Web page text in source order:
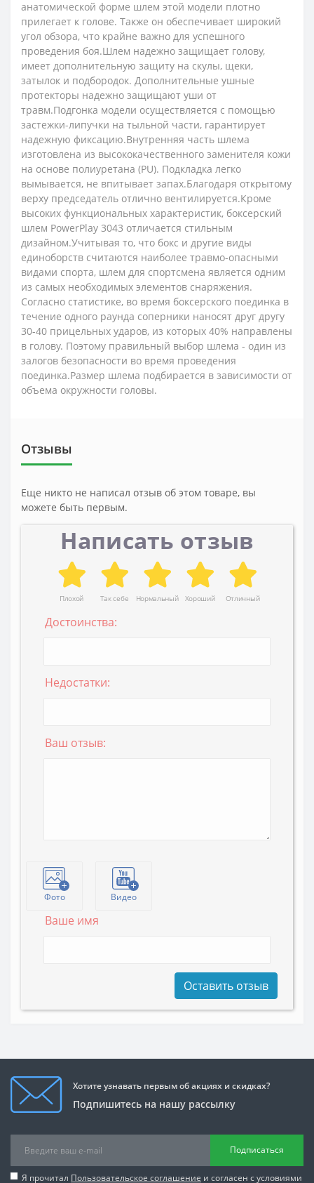
анатомической форме шлем этой модели плотно
прилегает к голове. Также он обеспечивает широкий
угол обзора, что крайне важно для успешного
проведения боя.Шлем надежно защищает голову,
имеет дополнительную защиту на скулы, щеки,
затылок и подбородок. Дополнительные ушные
протекторы надежно защищают уши от
травм.Подгонка модели осуществляется с помощью
застежки-липучки на тыльной части, гарантирует
надежную фиксацию.Внутренняя часть шлема
изготовлена ​​из высококачественного заменителя кожи
на основе полиуретана (PU). Подкладка легко
вымывается, не впитывает запах.Благодаря открытому
верху председатель отлично вентилируется.Кроме
высоких функциональных характеристик, боксерский
шлем PowerPlay 3043 отличается стильным
дизайном.Учитывая то, что бокс и другие виды
единоборств считаются наиболее травмо-опасными
видами спорта, шлем для спортсмена является одним
из самых необходимых элементов снаряжения.
Согласно статистике, во время боксерского поединка в
течение одного раунда соперники наносят друг другу
30-40 прицельных ударов, из которых 40% направлены
в голову. Поэтому правильный выбор шлема - один из
залогов безопасности во время проведения
поединка.Размер шлема подбирается в зависимости от
объема окружности головы.
Отзывы
Еще никто не написал отзыв об этом товаре, вы
можете быть первым.
Написать отзыв
Плохой Так себе Нормальный Хороший Отличный
Достоинства:
Недостатки:
Ваш отзыв:
Фото Видео
Ваше имя
Оставить отзыв
Хотите узнавать первым об акциях и скидках?
Подпишитесь на нашу рассылку
Подписаться
Я прочитал Пользовательское соглашение и согласен с условиями